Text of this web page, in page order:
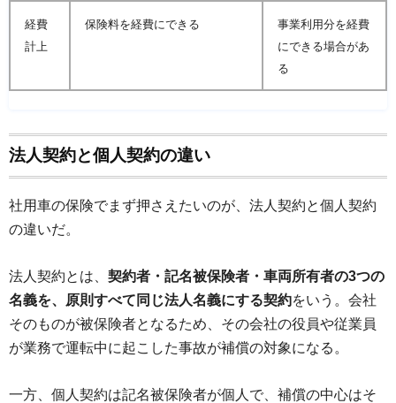
経費
計上
保険料を経費にできる
事業利用分を経費
にできる場合があ
る
法人契約と個人契約の違い
社用車の保険でまず押さえたいのが、法人契約と個人契約
の違いだ。
法人契約とは、 契約者・記名被保険者・車両所有者の3つの
名義を、原則すべて同じ法人名義にする契約をいう。会社
そのものが被保険者となるため、その会社の役員や従業員
が業務で運転中に起こした事故が補償の対象になる。
一方、個人契約は記名被保険者が個人で、補償の中心はそ